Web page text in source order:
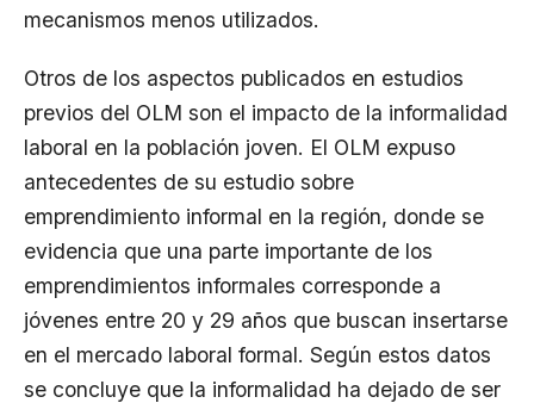
mecanismos menos utilizados.
Otros de los aspectos publicados en estudios
previos del OLM son el impacto de la informalidad
laboral en la población joven. El OLM expuso
antecedentes de su estudio sobre
emprendimiento informal en la región, donde se
evidencia que una parte importante de los
emprendimientos informales corresponde a
jóvenes entre 20 y 29 años que buscan insertarse
en el mercado laboral formal. Según estos datos
se concluye que la informalidad ha dejado de ser